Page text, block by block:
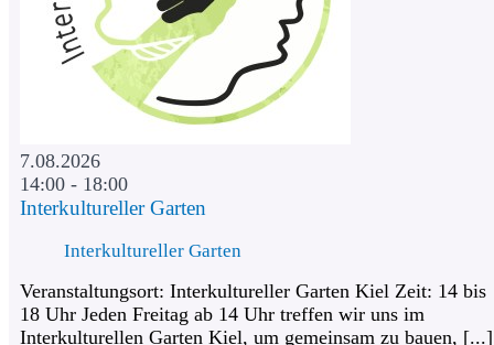
7.08.2026
14:00 - 18:00
Interkultureller Garten
Interkultureller Garten
Veranstaltungsort: Interkultureller Garten Kiel Zeit: 14 bis
18 Uhr Jeden Freitag ab 14 Uhr treffen wir uns im
Interkulturellen Garten Kiel, um gemeinsam zu bauen, [...]